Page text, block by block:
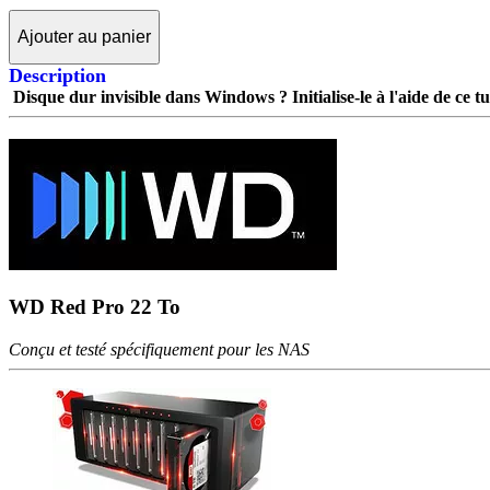
Ajouter au panier
Description
Disque dur invisible dans Windows ? Initialise-le à l'aide de ce
WD Red Pro 22 To
Conçu et testé spécifiquement pour les NAS